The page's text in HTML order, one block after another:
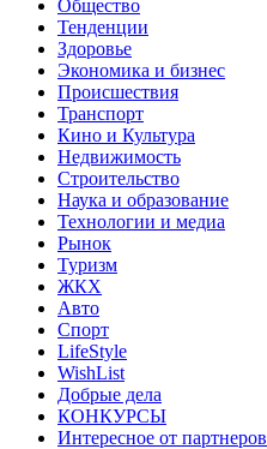
Общество
Тенденции
Здоровье
Экономика и бизнес
Происшествия
Транспорт
Кино и Культура
Недвижимость
Строительство
Наука и образование
Технологии и медиа
Рынок
Туризм
ЖКХ
Авто
Спорт
LifeStyle
WishList
Добрые дела
КОНКУРСЫ
Интересное от партнеров